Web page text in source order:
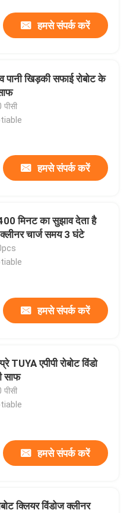
हमसे संपर्क करें
पानी खिड़की सफाई रोबोट के
हमसे संपर्क करें
मिनट का सुझाव देता है
क्लीनर चार्ज समय 3 घंटे
हमसे संपर्क करें
TUYA एपीपी रोबोट विंडो
साफ
हमसे संपर्क करें
क्लियर विंडोज क्लीनर